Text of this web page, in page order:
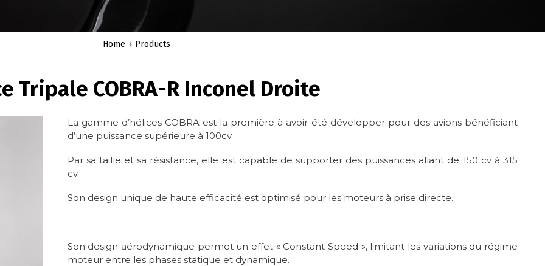
Home Products
Tripale COBRA-R Inconel Droite
La gamme d’hélices COBRA est la première à avoir été développer pour des avions bénéficiant
d’une puissance supérieure à 100cv.
Par sa taille et sa résistance, elle est capable de supporter des puissances allant de 150 cv à 315
cv.
Son design unique de haute efficacité est optimisé pour les moteurs à prise directe.
Son design aérodynamique permet un effet « Constant Speed », limitant les variations du régime
moteur entre les phases statique et dynamique.